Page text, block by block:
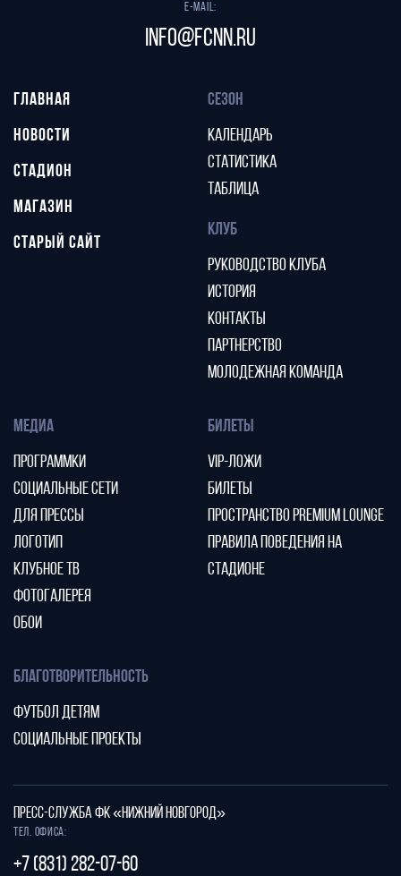
E-mail:
info@fcnn.ru
ГЛАВНАЯ
НОВОСТИ
СТАДИОН
МАГАЗИН
СТАРЫЙ САЙТ
СЕЗОН
КАЛЕНДАРЬ
СТАТИСТИКА
ТАБЛИЦА
КЛУБ
РУКОВОДСТВО КЛУБА
ИСТОРИЯ
КОНТАКТЫ
ПАРТНЕРСТВО
МОЛОДЕЖНАЯ КОМАНДА
МЕДИА
ПРОГРАММКИ
СОЦИАЛЬНЫЕ СЕТИ
ДЛЯ ПРЕССЫ
ЛОГОТИП
КЛУБНОЕ ТВ
ФОТОГАЛЕРЕЯ
ОБОИ
БИЛЕТЫ
VIP-ЛОЖИ
БИЛЕТЫ
ПРОСТРАНСТВО PREMIUM LOUNGE
ПРАВИЛА ПОВЕДЕНИЯ НА
СТАДИОНЕ
БЛАГОТВОРИТЕЛЬНОСТЬ
ФУТБОЛ ДЕТЯМ
СОЦИАЛЬНЫЕ ПРОЕКТЫ
ПРЕСС-СЛУЖБА ФК «НИЖНИЙ НОВГОРОД»
Тел. офиса:
+7 (831) 282-07-60